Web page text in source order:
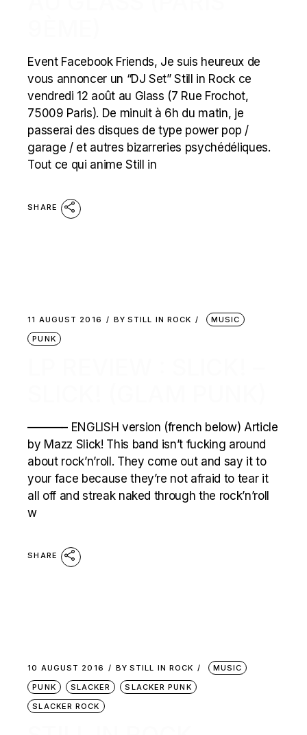
Event Facebook Friends, Je suis heureux de
vous annoncer un “DJ Set” Still in Rock ce
vendredi 12 août au Glass (7 Rue Frochot,
75009 Paris). De minuit à 6h du matin, je
passerai des disques de type power pop /
garage / et autres bizarreries psychédéliques.
Tout ce qui anime Still in
SHARE
11 AUGUST 2016 BY STILL IN ROCK
MUSIC
PUNK
———– ENGLISH version (french below) Article
by Mazz Slick! This band isn’t fucking around
about rock’n’roll. They come out and say it to
your face because they’re not afraid to tear it
all off and streak naked through the rock’n’roll
w
SHARE
10 AUGUST 2016 BY STILL IN ROCK
MUSIC
PUNK
SLACKER
SLACKER PUNK
SLACKER ROCK